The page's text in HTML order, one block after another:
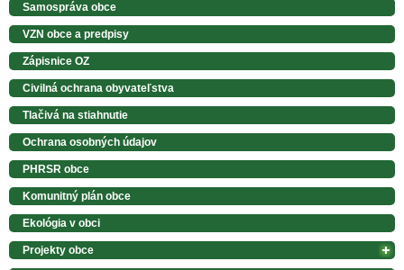
Samospráva obce
VZN obce a predpisy
Zápisnice OZ
Civilná ochrana obyvateľstva
Tlačivá na stiahnutie
Ochrana osobných údajov
PHRSR obce
Komunitný plán obce
Ekológia v obci
Projekty obce